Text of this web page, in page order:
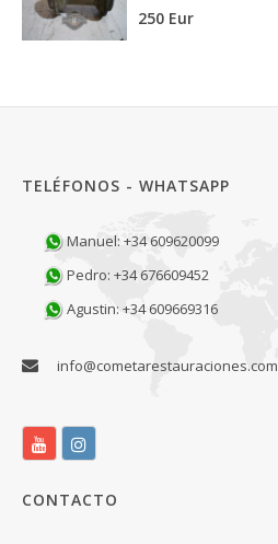
250 Eur
TELÉFONOS - WHATSAPP
Manuel: +34 609620099
Pedro: +34 676609452
Agustin: +34 609669316
info@cometarestauraciones.com
CONTACTO